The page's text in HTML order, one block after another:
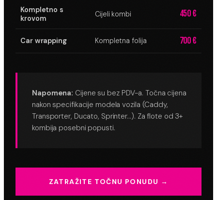
Kompletno s
krovom
Cijeli kombi 450 €
Car wrapping Kompletna folija 700 €
Napomena: Cijene su bez PDV-a. Točna cijena
nakon specifikacije modela vozila (Caddy,
Transporter, Ducato, Sprinter…). Za flote od 3+
kombija posebni popusti.
ZATRAŽITE TOČNU PONUDU →